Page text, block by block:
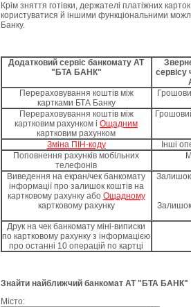
Крім зняття готівки, держателі платіжних
користуватися й іншими функціональними
Банку.
Додатковий сервіс банкомату АТ
"БТА БАНК"
Перераховування коштів між
картками БТА Банку
Перераховування коштів між
картковим рахунком і Ощадним
картковим рахунком
Зміна ПІН-коду Інші
Поповнення рахунків мобільних
телефонів
Виведення на екран/чек банкомату
інформації про залишок коштів на
картковому рахунку або Ощадному
картковому рахунку
Залишок
Друк на чек банкомату міні-виписки
по картковому рахунку з інформацією
про останні 10 операцій по картці
Знайти найближчий банкомат АТ "БТА БАНК"
Місто: